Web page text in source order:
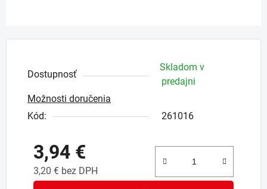
Dostupnosť
Skladom v
predajni
Možnosti doručenia
Kód:
261016
3,94 €
3,20 € bez DPH